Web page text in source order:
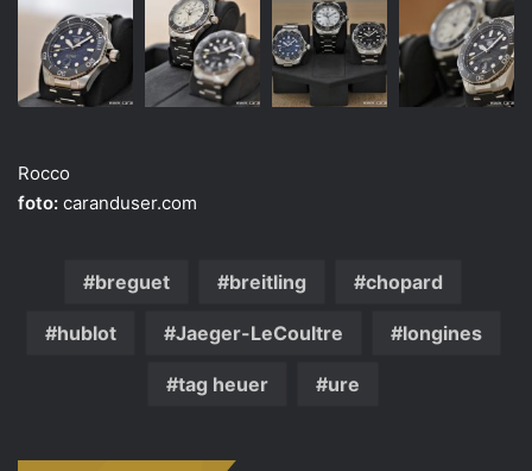
Rocco
foto: caranduser.com
breguet breitling chopard
hublot Jaeger-LeCoultre longines
tag heuer ure